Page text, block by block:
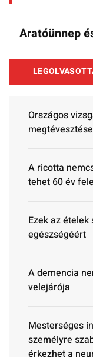
Aratóünnep
Országos
A ricotta
tehet 60 év
Ezek az
egészségéért
A demencia
velejárója
Mesterséges
személyre